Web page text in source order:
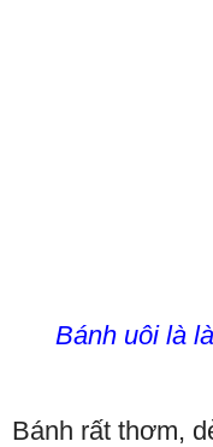
Bánh uôi là
Bánh rất thơm,